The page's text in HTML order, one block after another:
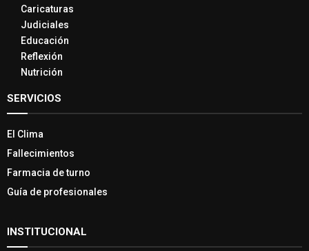
Caricaturas
Judiciales
Educación
Reflexión
Nutrición
SERVICIOS
El Clima
Fallecimientos
Farmacia de turno
Guía de profesionales
INSTITUCIONAL